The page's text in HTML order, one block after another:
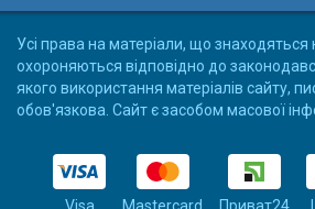
Усі права на матеріали, що знаходяться
охороняються відповідно до
якого використання матеріалів сайту,
обов'язкова. Сайт є засобом масової